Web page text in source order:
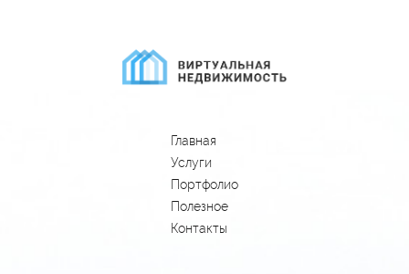
Главная
Услуги
Портфолио
Полезное
Контакты